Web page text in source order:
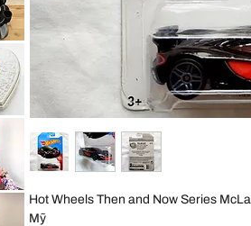
Hot Wheels Then and Now Series
Mỹ